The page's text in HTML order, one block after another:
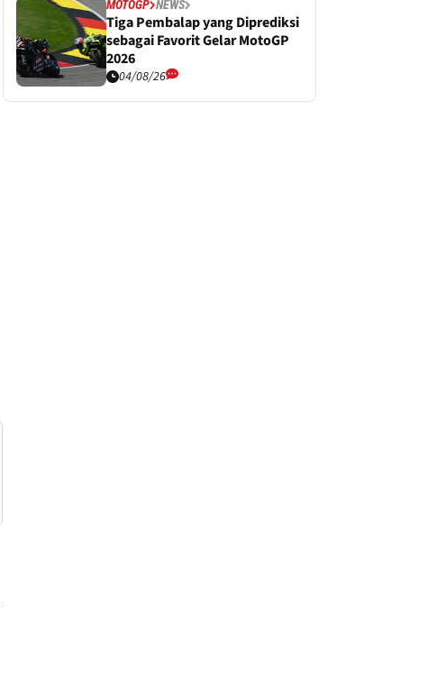
MOTOGP NEWS
Tiga Pembalap yang Diprediksi
sebagai Favorit Gelar MotoGP
2026
04/08/26